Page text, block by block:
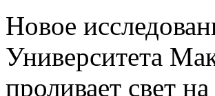
Новое
Университета
проливает свет